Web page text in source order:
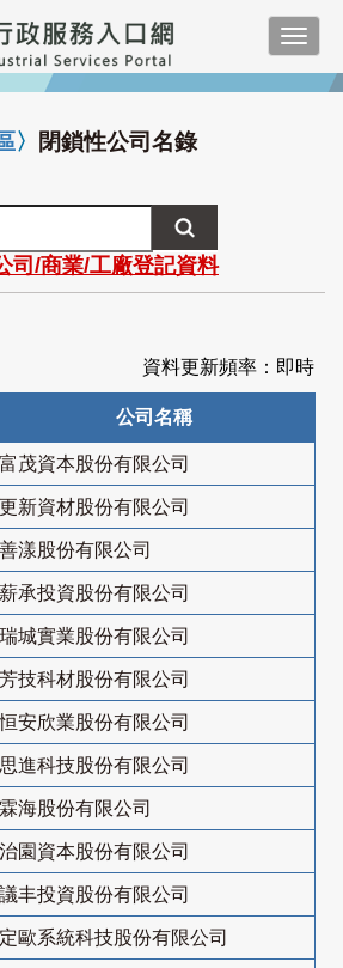
〉 閉鎖性公司名錄
司/商業/工廠登記資料
資料更新頻率：即時
公司名稱
富茂資本股份有限公司
更新資材股份有限公司
善漾股份有限公司
薪承投資股份有限公司
瑞城實業股份有限公司
芳技科材股份有限公司
恒安欣業股份有限公司
思進科技股份有限公司
霖海股份有限公司
治園資本股份有限公司
議丰投資股份有限公司
定歐系統科技股份有限公司